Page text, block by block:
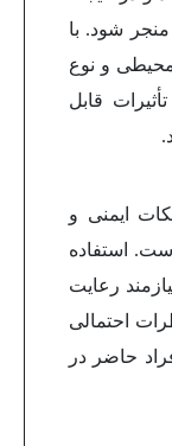
شود. با
و نوع
قابل
ایمنی و
استفاده
رعایت
احتمالی
حاضر در